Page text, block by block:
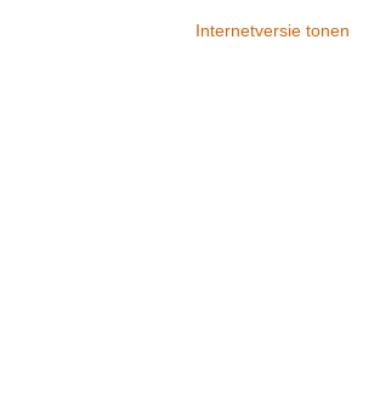
Internetversie tonen